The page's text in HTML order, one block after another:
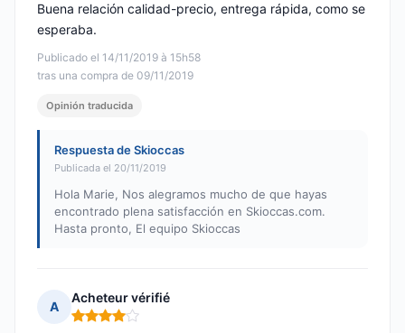
Publicado el 14/11/2019 à 15h58
tras una compra de 09/11/2019
Buena relación calidad-precio, entrega rápida, como se
esperaba.
Opinión traducida
Respuesta de Skioccas
Publicada el 20/11/2019
Hola Marie, Nos alegramos mucho de que hayas
encontrado plena satisfacción en Skioccas.com.
Hasta pronto, El equipo Skioccas
A
Acheteur vérifié
Nota: 4 de 5